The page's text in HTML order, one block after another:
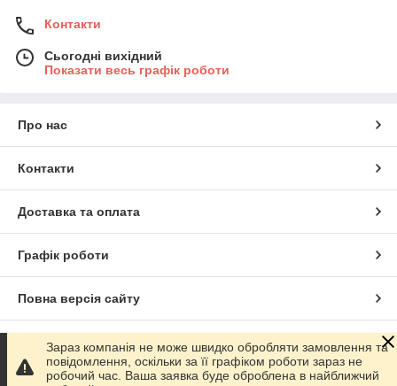
Контакти
Сьогодні вихідний
Показати весь графік роботи
Про нас
Контакти
Доставка та оплата
Графік роботи
Повна версія сайту
Сайт створено на маркетплейсі Prom.ua
Зараз компанія не може швидко обробляти замовлення та
повідомлення, оскільки за її графіком роботи зараз не
робочий час. Ваша заявка буде оброблена в найближчий